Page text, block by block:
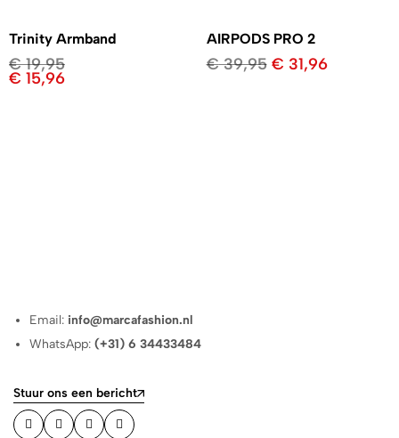
Trinity Armband
€19,95
€ 15,96
AIRPODS PRO 2
€39,95 € 31,96
Email: info@marcafashion.nl
WhatsApp:(+31) 6 34433484
Stuur ons een bericht